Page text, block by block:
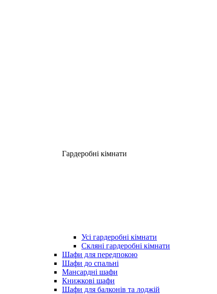
Гардеробні кімнати
Усі гардеробні кімнати
Скляні гардеробні кімнати
Шафи для передпокою
Шафи до спальні
Мансардні шафи
Книжкові шафи
Шафи для балконів та лоджій